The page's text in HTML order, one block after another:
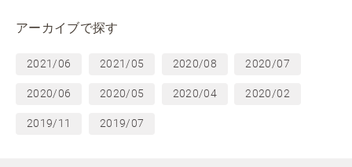
アーカイブで探す
2021/06 2021/05 2020/08 2020/07
2020/06 2020/05 2020/04 2020/02
2019/11 2019/07